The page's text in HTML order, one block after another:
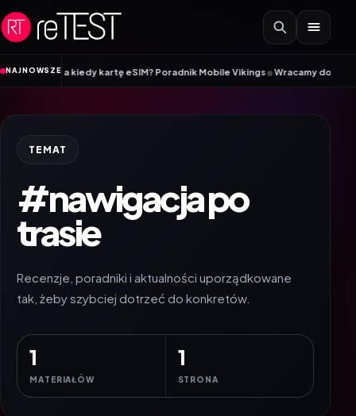
Przejdź do treści
NAJNOWSZE
SIM, a kiedy kartę eSIM? Poradnik Mobile Vikings•Wracamy do szkoły z
TEMAT
#nawigacja po
trasie
Recenzje, poradniki i aktualności uporządkowane
tak, żeby szybciej dotrzeć do konkretów.
1
MATERIAŁÓW
1
STRONA